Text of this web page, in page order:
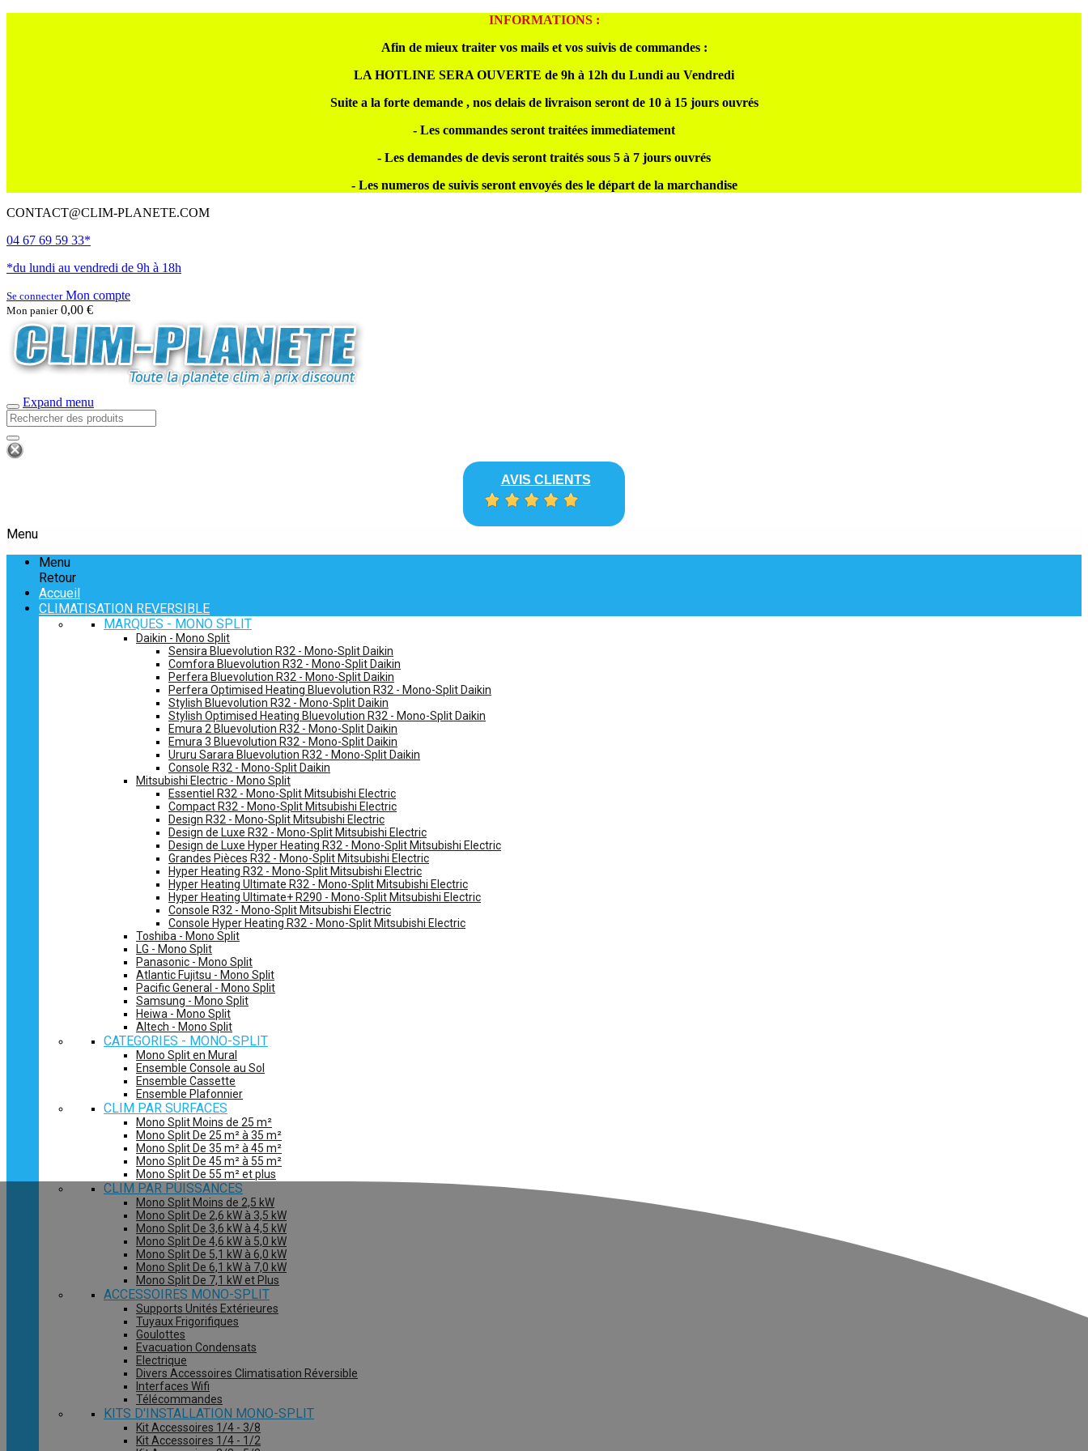
INFORMATIONS :
Afin de mieux traiter vos mails et vos suivis de commandes :
LA HOTLINE SERA OUVERTE de 9h à 12h du Lundi au Vendredi
Suite a la forte demande , nos delais de livraison seront de 10 à 15 jours ouvrés
- Les commandes seront traitées immediatement
- Les demandes de devis seront traités sous 5 à 7 jours ouvrés
- Les numeros de suivis seront envoyés des le départ de la marchandise
CONTACT@CLIM-PLANETE.COM
04 67 69 59 33*
*du lundi au vendredi de 9h à 18h
Se connecterMon compte
Mon panier 0,00 €
Expand menu
AVIS CLIENTS
Menu
Menu
Retour
Accueil
CLIMATISATION REVERSIBLE
MARQUES - MONO SPLIT
Daikin - Mono Split
Sensira Bluevolution R32 - Mono-Split Daikin
Comfora Bluevolution R32 - Mono-Split Daikin
Perfera Bluevolution R32 - Mono-Split Daikin
Perfera Optimised Heating Bluevolution R32 - Mono-Split Daikin
Stylish Bluevolution R32 - Mono-Split Daikin
Stylish Optimised Heating Bluevolution R32 - Mono-Split Daikin
Emura 2 Bluevolution R32 - Mono-Split Daikin
Emura 3 Bluevolution R32 - Mono-Split Daikin
Ururu Sarara Bluevolution R32 - Mono-Split Daikin
Console R32 - Mono-Split Daikin
Mitsubishi Electric - Mono Split
Essentiel R32 - Mono-Split Mitsubishi Electric
Compact R32 - Mono-Split Mitsubishi Electric
Design R32 - Mono-Split Mitsubishi Electric
Design de Luxe R32 - Mono-Split Mitsubishi Electric
Design de Luxe Hyper Heating R32 - Mono-Split Mitsubishi Electric
Grandes Pièces R32 - Mono-Split Mitsubishi Electric
Hyper Heating R32 - Mono-Split Mitsubishi Electric
Hyper Heating Ultimate R32 - Mono-Split Mitsubishi Electric
Hyper Heating Ultimate+ R290 - Mono-Split Mitsubishi Electric
Console R32 - Mono-Split Mitsubishi Electric
Console Hyper Heating R32 - Mono-Split Mitsubishi Electric
Toshiba - Mono Split
LG - Mono Split
Panasonic - Mono Split
Atlantic Fujitsu - Mono Split
Pacific General - Mono Split
Samsung - Mono Split
Heiwa - Mono Split
Altech - Mono Split
CATEGORIES - MONO-SPLIT
Mono Split en Mural
Ensemble Console au Sol
Ensemble Cassette
Ensemble Plafonnier
CLIM PAR SURFACES
Mono Split Moins de 25 m²
Mono Split De 25 m² à 35 m²
Mono Split De 35 m² à 45 m²
Mono Split De 45 m² à 55 m²
Mono Split De 55 m² et plus
CLIM PAR PUISSANCES
Mono Split Moins de 2,5 kW
Mono Split De 2,6 kW à 3,5 kW
Mono Split De 3,6 kW à 4,5 kW
Mono Split De 4,6 kW à 5,0 kW
Mono Split De 5,1 kW à 6,0 kW
Mono Split De 6,1 kW à 7,0 kW
Mono Split De 7,1 kW et Plus
ACCESSOIRES MONO-SPLIT
Supports Unités Extérieures
Tuyaux Frigorifiques
Goulottes
Evacuation Condensats
Electrique
Divers Accessoires Climatisation Réversible
Interfaces Wifi
Télécommandes
KITS D'INSTALLATION MONO-SPLIT
Kit Accessoires 1/4 - 3/8
Kit Accessoires 1/4 - 1/2